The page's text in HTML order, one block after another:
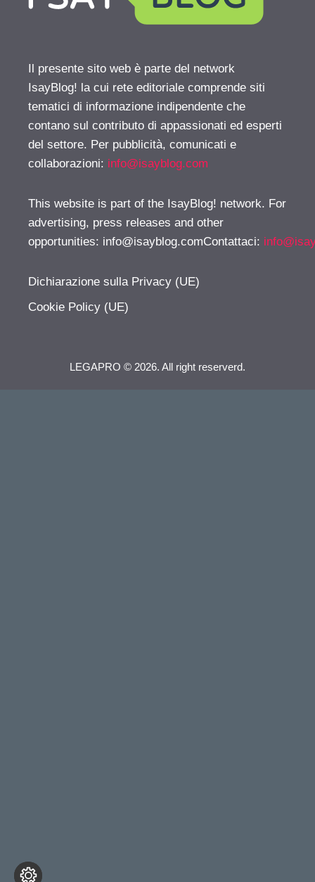
Il presente sito web è parte del network
IsayBlog! la cui rete editoriale comprende siti
tematici di informazione indipendente che
contano sul contributo di appassionati ed esperti
del settore. Per pubblicità, comunicati e
collaborazioni: info@isayblog.com
This website is part of the IsayBlog! network. For
advertising, press releases and other
opportunities: info@isayblog.comContattaci:
Dichiarazione sulla Privacy (UE)
Cookie Policy (UE)
LEGAPRO © 2026. All right reserverd.